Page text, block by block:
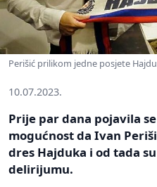
Perišić prilikom jedne posjete
10.07.2023.
Prije par dana pojavila
mogućnost da Ivan
dres Hajduka i od tada
delirijumu.